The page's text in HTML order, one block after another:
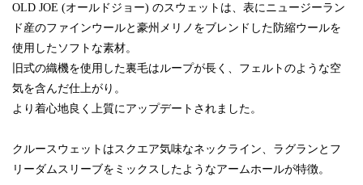
OLD JOE (オールドジョー) のスウェットは、表にニュージーラン
ド産のファインウールと豪州メリノをブレンドした防縮ウールを
使用したソフトな素材。
旧式の織機を使用した裏毛はループが長く、フェルトのような空
気を含んだ仕上がり。
より着心地良く上質にアップデートされました。
クルースウェットはスクエア気味なネックライン、ラグランとフ
リーダムスリーブをミックスしたようなアームホールが特徴。